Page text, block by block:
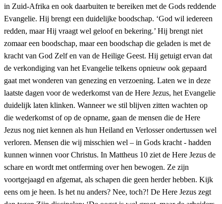
in Zuid-Afrika en ook daarbuiten te bereiken met de Gods reddende
Evangelie. Hij brengt een duidelijke boodschap. ‘God wil iedereen
redden, maar Hij vraagt wel geloof en bekering.’ Hij brengt niet
zomaar een boodschap, maar een boodschap die geladen is met de
kracht van God Zelf en van de Heilige Geest. Hij getuigt ervan dat
de verkondiging van het Evangelie telkens opnieuw ook gepaard
gaat met wonderen van genezing en verzoening. Laten we in deze
laatste dagen voor de wederkomst van de Here Jezus, het Evangelie
duidelijk laten klinken. Wanneer we stil blijven zitten wachten op
die wederkomst of op de opname, gaan de mensen die de Here
Jezus nog niet kennen als hun Heiland en Verlosser ondertussen wel
verloren. Mensen die wij misschien wel – in Gods kracht - hadden
kunnen winnen voor Christus. In Mattheus 10 ziet de Here Jezus de
schare en wordt met ontferming over hen bewogen. Ze zijn
voortgejaagd en afgemat, als schapen die geen herder hebben. Kijk
eens om je heen. Is het nu anders? Nee, toch?! De Here Jezus zegt